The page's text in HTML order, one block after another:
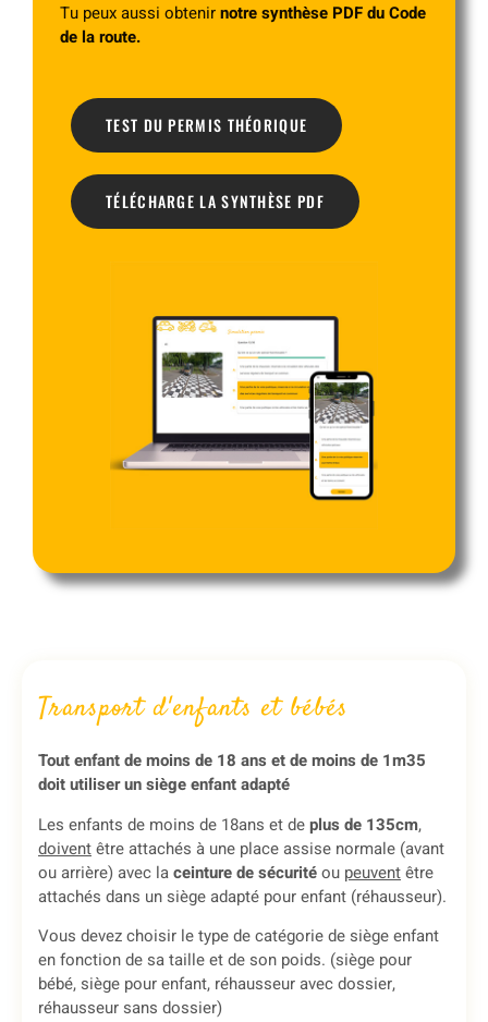
Tu peux aussi obtenirnotre synthèse PDF du Code
de la route.
TEST DU PERMIS THÉORIQUE
TÉLÉCHARGE LA SYNTHÈSE PDF
Transport d'enfants et bébés
Tout enfant de moins de 18 ans et de moins de 1m35
doit utiliser un siège enfant adapté
Les enfants de moins de 18ans et deplus de 135cm,
doiventêtre attachés à une place assise normale (avant
ou arrière) avec laceinture de sécuritéou peuventêtre
attachés dans un siège adapté pour enfant (réhausseur).
Vous devez choisir le type de catégorie de siège enfant
en fonction de sa taille et de son poids. (siège pour
bébé, siège pour enfant, réhausseur avec dossier,
réhausseur sans dossier)